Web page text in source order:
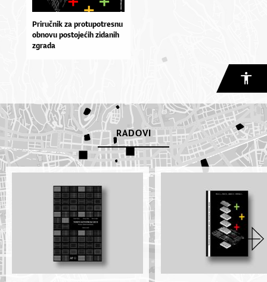
Priručnik za protupotresnu
obnovu postojećih zidanih
zgrada
RADOVI